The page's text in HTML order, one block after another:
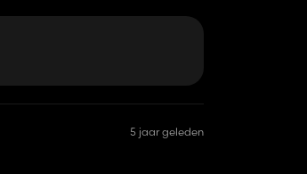
5 jaar geleden